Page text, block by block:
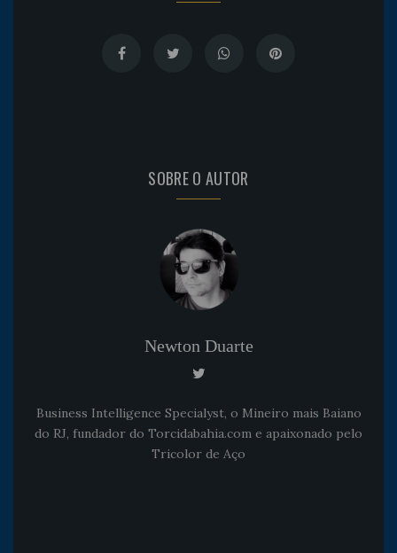
SOBRE O AUTOR
Newton Duarte
Business Intelligence Specialyst, o Mineiro mais Baiano
do RJ, fundador do Torcidabahia.com e apaixonado pelo
Tricolor de Aço